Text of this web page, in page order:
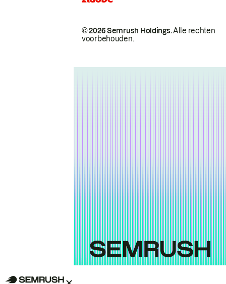
© 2026 Semrush Holdings.Alle rechten
voorbehouden.